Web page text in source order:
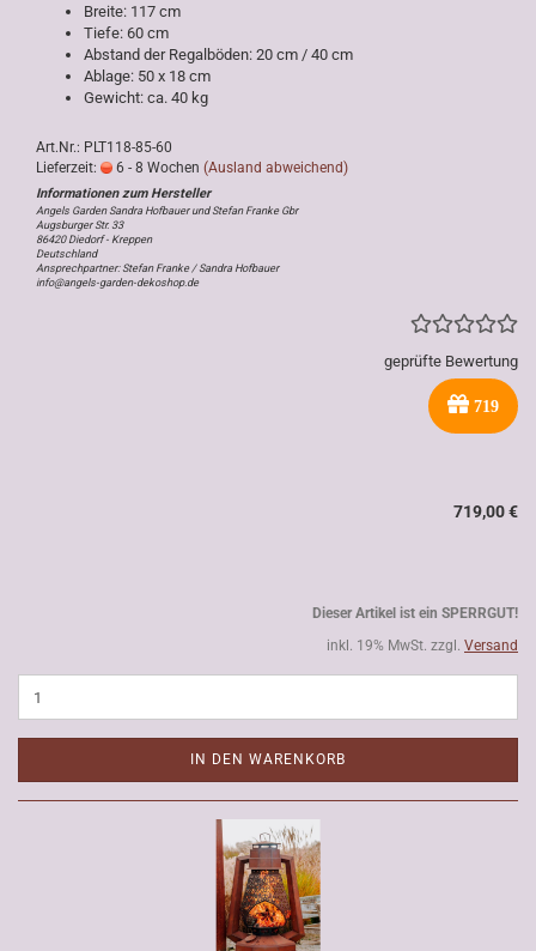
Breite: 117 cm
Tiefe: 60 cm
Abstand der Regalböden: 20 cm / 40 cm
Ablage: 50 x 18 cm
Gewicht: ca. 40 kg
Art.Nr.: PLT118-85-60
Lieferzeit:
6 - 8 Wochen (Ausland abweichend)
Angels Garden Sandra Hofbauer und Stefan Franke Gbr
Augsburger Str. 33
86420 Diedorf - Kreppen
Deutschland
Ansprechpartner: Stefan Franke / Sandra Hofbauer
info@angels-garden-dekoshop.de
geprüfte Bewertung
719
719,00 €
Dieser Artikel ist ein SPERRGUT!
inkl. 19% MwSt. zzgl. Versand
IN DEN WARENKORB